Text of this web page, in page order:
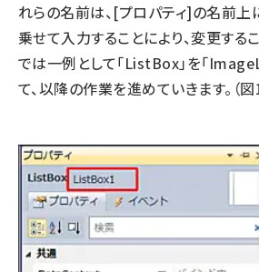
れらの名前は、[プロパティ]の名前上
乗せて入力することにより、変更する
では一例として「ListBox」を「
て、以降の作業を進めていきます。（図